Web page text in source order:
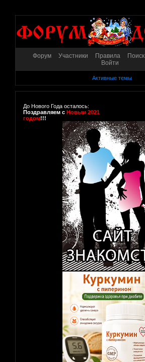
Форум Участники Правила Поиск
Войти
Активные темы
До Нового Года осталось:
Поздравляем с Новым 2021
годом!!!